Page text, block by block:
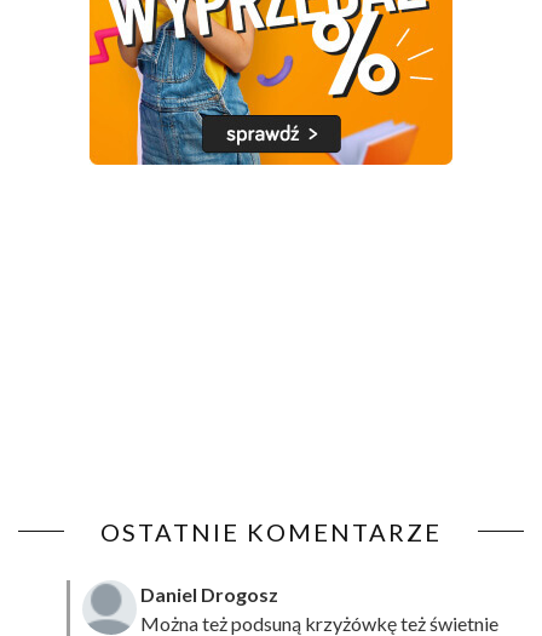
OSTATNIE KOMENTARZE
Daniel Drogosz
Można też podsuną krzyżówkęteż świetnie